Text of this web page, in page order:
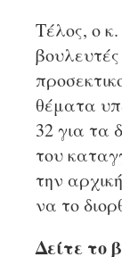
Τέλος, ο
θέματα
32 για τα
του
την
να το
Δείτε το